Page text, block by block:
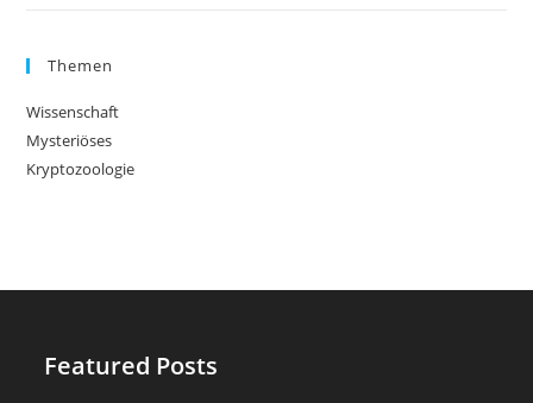
Themen
Wissenschaft
Mysteriöses
Kryptozoologie
Featured Posts